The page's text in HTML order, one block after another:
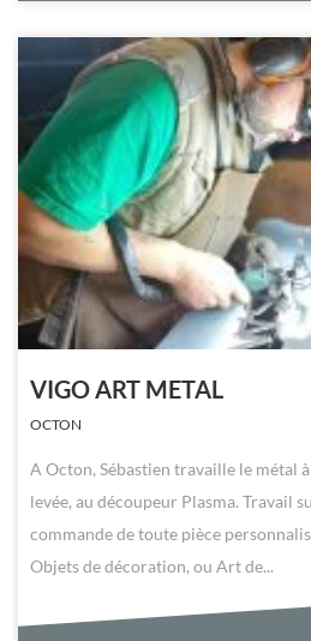
VIGO ART METAL
OCTON
A Octon, Sébastien travaille le métal
levée, au découpeur Plasma. Travail
commande de toute pièce
Objets de décoration, ou Art de...